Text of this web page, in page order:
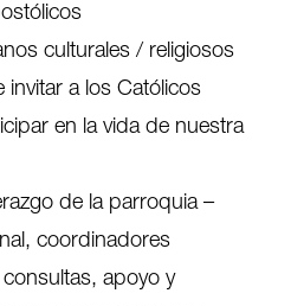
culturales / religiosos
invitar a los Católicos
en la vida de nuestra
de la parroquia –
coordinadores
apoyo y